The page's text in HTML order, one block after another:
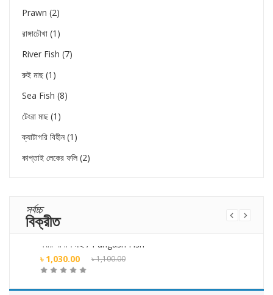
Prawn (2)
রাঙ্গাচৌখা (1)
River Fish (7)
রুই মাছ (1)
Sea Fish (8)
টেংরা মাছ (1)
ক্যাটাগরি বিহীন (1)
কাপ্তাই লেকের ফলি (2)
সর্বচ্চ
বিক্রীত
নদীর পাঙ্গাশ মাছ / Pangash Fish
Original
price
was:
৳ 1,030.00
Current
price
৳1,100.00